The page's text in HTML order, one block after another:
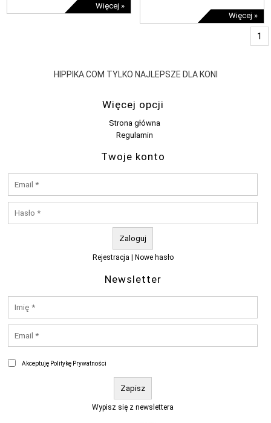
Więcej »
Więcej »
1
HIPPIKA.COM TYLKO NAJLEPSZE DLA KONI
Więcej opcji
Strona główna
Regulamin
Twoje konto
Rejestracja | Nowe hasło
Newsletter
Akceptuję Politykę Prywatności
Wypisz się z newslettera